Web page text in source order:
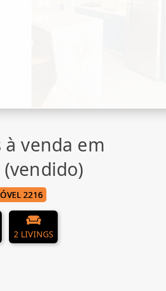
venda em
2216
2 LIVINGS